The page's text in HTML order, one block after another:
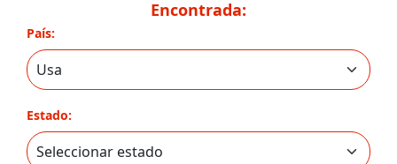
Encontrada:
País:
Estado: